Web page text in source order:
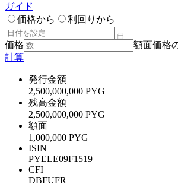
ガイド
価格から
利回りから
価格
額面価格
計算
発行金額
2,500,000,000 PYG
残高金額
2,500,000,000 PYG
額面
1,000,000 PYG
ISIN
PYELE09F1519
CFI
DBFUFR